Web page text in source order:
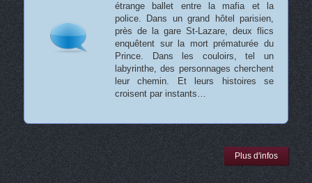
étrange ballet entre la mafia et la
police. Dans un grand hôtel parisien,
près de la gare St-Lazare, deux flics
enquêtent sur la mort prématurée du
Prince. Dans les couloirs, tel un
labyrinthe, des personnages cherchent
leur chemin. Et leurs histoires se
croisent par instants…
Plus d'infos